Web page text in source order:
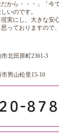
から・・・」「今
いのです。
実にし、大きな安
っておりますので
北田原町2361-3
男山松里15-10